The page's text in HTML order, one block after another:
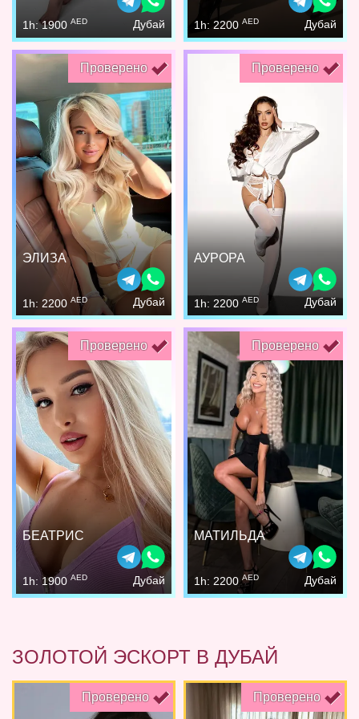
1h: 1900 AED Дубай 1h: 2200 AED Дубай
Проверено
ЭЛИЗА
1h: 2200 AED Дубай
Проверено
АУРОРА
1h: 2200 AED Дубай
Проверено
БЕАТРИС
1h: 1900 AED Дубай
Проверено
МАТИЛЬДА
1h: 2200 AED Дубай
ЗОЛОТОЙ ЭСКОРТ В ДУБАЙ
Проверено Проверено